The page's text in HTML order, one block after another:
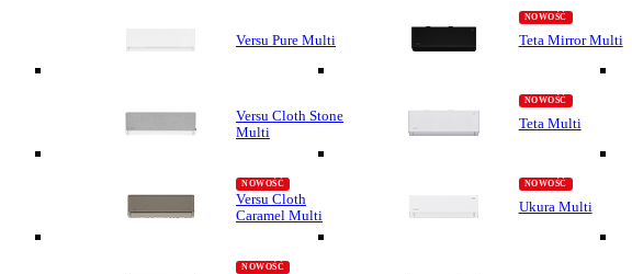
Versu Pure Multi
Versu Cloth Stone
Multi
Versu Cloth
Caramel Multi
Teta Mirror Multi
Teta Multi
Ukura Multi